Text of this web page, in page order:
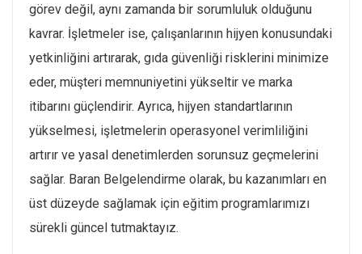
görev değil, aynı zamanda bir sorumluluk olduğunu
kavrar. İşletmeler ise, çalışanlarının hijyen konusundaki
yetkinliğini artırarak, gıda güvenliği risklerini minimize
eder, müşteri memnuniyetini yükseltir ve marka
itibarını güçlendirir. Ayrıca, hijyen standartlarının
yükselmesi, işletmelerin operasyonel verimliliğini
artırır ve yasal denetimlerden sorunsuz geçmelerini
sağlar. Baran Belgelendirme olarak, bu kazanımları en
üst düzeyde sağlamak için eğitim programlarımızı
sürekli güncel tutmaktayız.